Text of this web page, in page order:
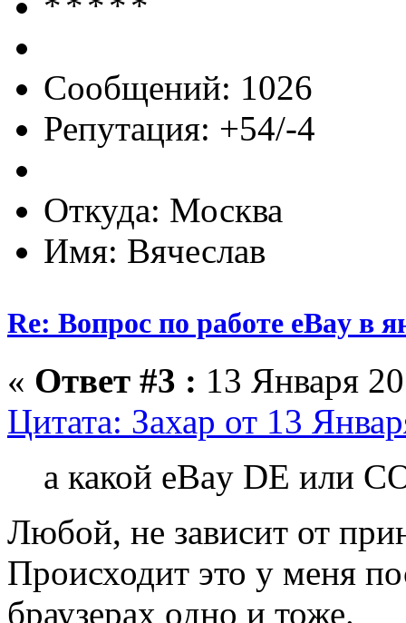
Сообщений: 1026
Репутация: +54/-4
Откуда: Москва
Имя: Вячеслав
Re: Вопрос по работе eBay в
« Ответ #3 : 13 Января
Цитата: Захар от 13
а какой eBay DE или
Любой, не зависит от
Происходит это у меня
браузерах одно и тоже.